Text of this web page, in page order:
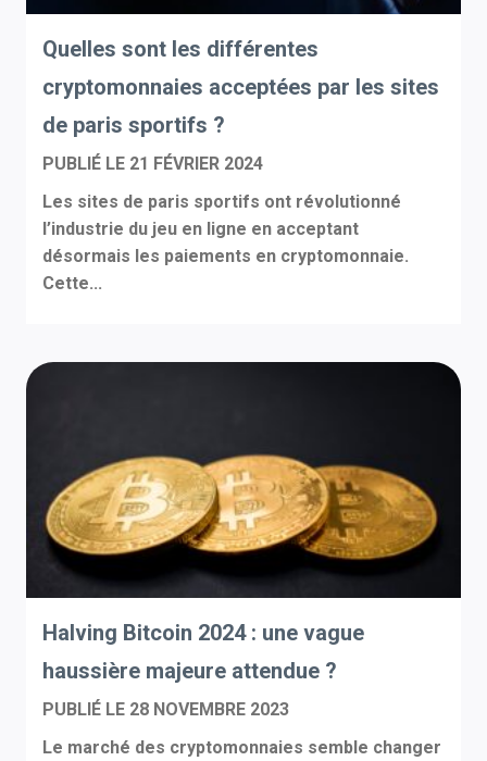
Quelles sont les différentes
cryptomonnaies acceptées par les sites
de paris sportifs ?
PUBLIÉ LE 21 FÉVRIER 2024
Les sites de paris sportifs ont révolutionné
l’industrie du jeu en ligne en acceptant
désormais les paiements en cryptomonnaie.
Cette...
Halving Bitcoin 2024 : une vague
haussière majeure attendue ?
PUBLIÉ LE 28 NOVEMBRE 2023
Le marché des cryptomonnaies semble changer